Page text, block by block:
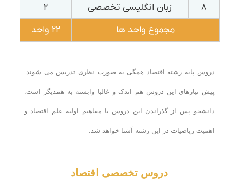
۸
زبان انگلیسی تخصصی
۲
مجموع واحد ها
۲۲ واحد
دروس پایه رشته اقتصاد همگی به صورت نظری تدریس می شوند.
پیش نیازهای این دروس هم اندک و غالبا وابسته به همدیگر است.
دانشجو پس از گذراندن این دروس با مفاهیم اولیه علم اقتصاد و
اهمیت ریاضیات در این رشته آشنا خواهد شد.
دروس تخصصی اقتصاد